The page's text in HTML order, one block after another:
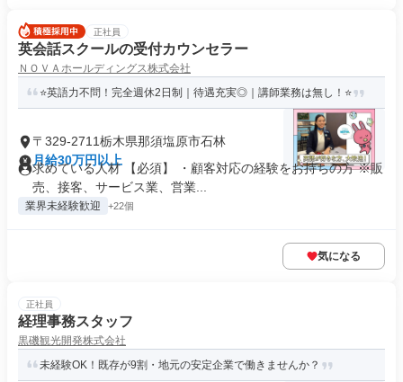
正社員
英会話スクールの受付カウンセラー
ＮＯＶＡホールディングス株式会社
⭐英語力不問！完全週休2日制｜待遇充実◎｜講師業務は無し！⭐
〒329-2711栃木県那須塩原市石林
月給30万円以上
求めている人材 【必須】 ・顧客対応の経験をお持ちの方 ※販
売、接客、サービス業、営業...
業界未経験歓迎 +22個
気になる
正社員
経理事務スタッフ
黒磯観光開発株式会社
未経験OK！既存が9割・地元の安定企業で働きませんか？